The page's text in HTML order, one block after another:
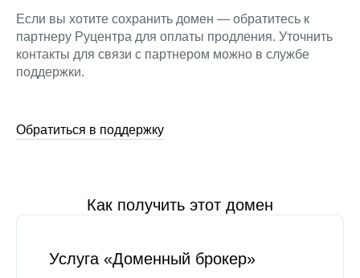
Если вы хотите сохранить домен — обратитесь к
партнеру Руцентра для оплаты продления. Уточнить
контакты для связи с партнером можно в службе
поддержки.
Обратиться в поддержку
Как получить этот домен
Услуга «Доменный брокер»